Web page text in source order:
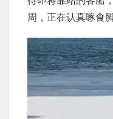
周，正在认真啄食